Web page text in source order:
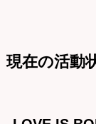
現在の活動